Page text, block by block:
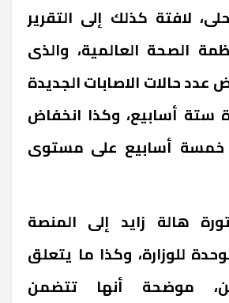
لافتة كذلك إلى التقرير
الصحة العالمية، والذى
عدد حالات الاصابات الجديدة
ستة أسابيع، وكذا انخفاض
خمسة أسابيع على مستوى
هالة زايد إلى المنصة
للوزارة، وكذا ما يتعلق
موضحة أنها تتضمن